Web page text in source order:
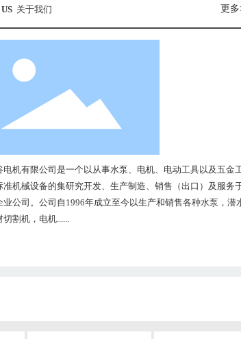
关于我们 更多
电机有限公司是一个以从事水泵、电机、电动工具以及五金
准机械设备的集研究开发、生产制造、销售（出口）及服务
业公司。公司自1996年成立至今以生产和销售各种水泵，潜
切割机，电机......